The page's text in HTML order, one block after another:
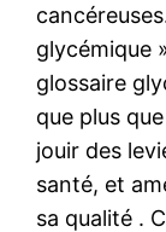
glycémique
glossaire
que plus
jouir des
santé, et
sa qualité .